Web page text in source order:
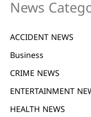
News
ACCIDENT NEWS
Business
CRIME NEWS
ENTERTAINMENT
HEALTH NEWS